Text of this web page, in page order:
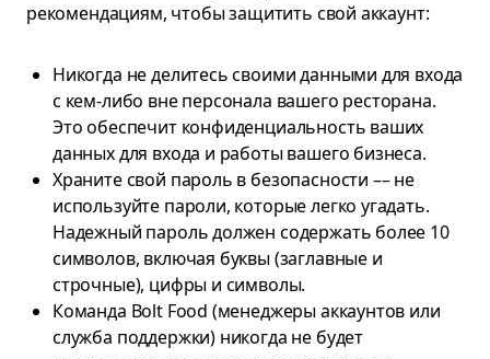
рекомендациям, чтобы защитить свой аккаунт:
Никогда не делитесь своими данными для входа
с кем-либо вне персонала вашего ресторана.
Это обеспечит конфиденциальность ваших
данных для входа и работы вашего бизнеса.
Храните свой пароль в безопасности –– не
используйте пароли, которые легко угадать.
Надежный пароль должен содержать более 10
символов, включая буквы (заглавные и
строчные), цифры и символы.
Команда Bolt Food (менеджеры аккаунтов или
служба поддержки) никогда не будет